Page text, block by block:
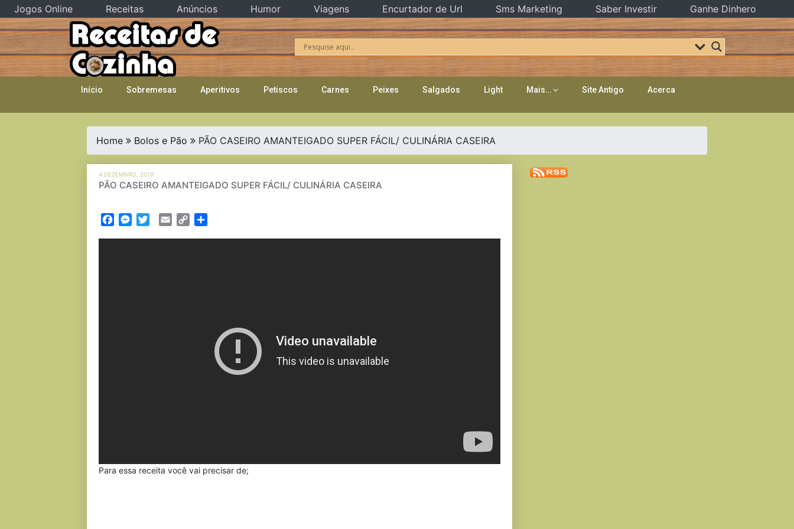
Skip
to
content
Início Sobremesas Aperitivos Petiscos Carnes Peixes Salgados Light Mais… Site Antigo Acerca
Home Bolos e Pão PÃO CASEIRO AMANTEIGADO SUPER FÁCIL/ CULINÁRIA CASEIRA
4 DEZEMBRO, 2019
PÃO CASEIRO AMANTEIGADO SUPER FÁCIL/ CULINÁRIA CASEIRA
FacebookMessenger
TwitterEmail Copy
Para essa receita você vai precisar de;
Jogos Online Receitas Anúncios Humor Viagens Encurtador de Url Sms Marketing Saber Investir Ganhe Dinhero